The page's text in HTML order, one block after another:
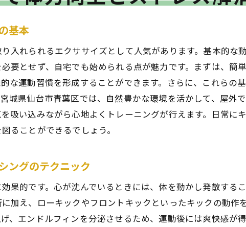
県仙台市青葉区でキックボクシングを始める魅力的な理由
地域密着型のキックボクシングジムの紹介
プロから学ぶ青葉区のキックボクシングレッスン
地域コミュニティとつながるキックボクシング
青葉区で体験できる多様なキックボクシングプログラム
青葉区の自然環境を活かしたトレーニングの魅力
心者でも安心！青葉区でキックボクシングを体験する際の心
初めての練習で注意すべきポイント
青葉区でのキックボクシング体験のステップ・バイ・ステ
初心者向けのレッスンプランとその効果
トレーニングを続けるためのモチベーション維持法
基本
入れられるエクササイズとして人気があります。基本的な
要とせず、自宅でも始められる点が魅力です。まずは、簡
な運動習慣を形成することができます。さらに、これらの
城県仙台市青葉区では、自然豊かな環境を活かして、屋外
吸い込みながら心地よくトレーニングが行えます。日常に
ることができるでしょう。
ングのテクニック
果的です。心が沈んでいるときには、体を動かし発散する
加え、ローキックやフロントキックといったキックの動
、エンドルフィンを分泌させるため、運動後には爽快感が